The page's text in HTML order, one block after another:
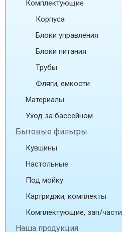
Комплектующие
Корпуса
Блоки управления
Блоки питания
Трубы
Фляги, емкости
Материалы
Уход за бассейном
Бытовые фильтры
Кувшины
Настольные
Под мойку
Картриджи, комплекты
Комплектующие, зап/части
Наша продукция